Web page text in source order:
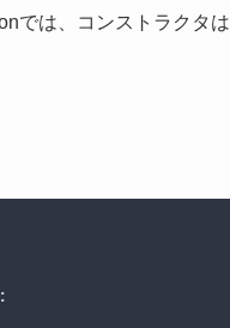
では、コンストラクタは